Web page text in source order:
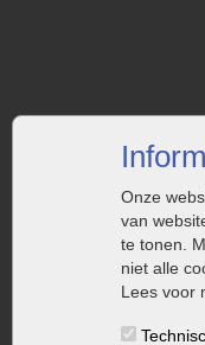
Onze
van
te tonen.
niet alle
Lees voor